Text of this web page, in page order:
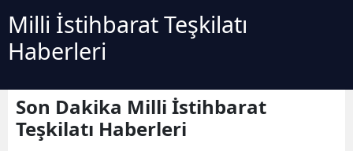
Milli İstihbarat Teşkilatı
Haberleri
Son Dakika Milli İstihbarat
Teşkilatı Haberleri